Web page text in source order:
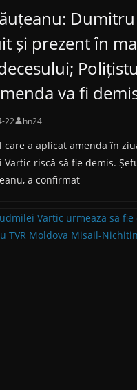
Dumitru
și prezent în
va fi
22 hn24
care a aplicat amenda în
Vartic riscă să fie demis.
a confirmat